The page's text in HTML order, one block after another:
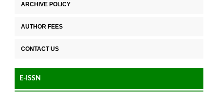
ARCHIVE POLICY
AUTHOR FEES
CONTACT US
E-ISSN